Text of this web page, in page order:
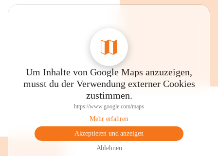
Um Inhalte von Google Maps anzuzeigen,
musst du der Verwendung externer Cookies
zustimmen.
https://www.google.com/maps
Mehr erfahren
Akzeptieren und anzeigen
Ablehnen